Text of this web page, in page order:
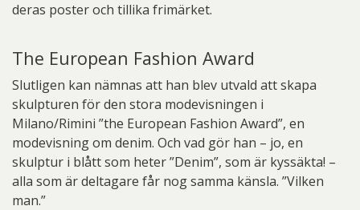
deras poster och tillika frimärket.
The European Fashion Award
Slutligen kan nämnas att han blev utvald att skapa
skulpturen för den stora modevisningen i
Milano/Rimini ”the European Fashion Award”, en
modevisning om denim. Och vad gör han – jo, en
skulptur i blått som heter ”Denim”, som är kyssäkta! –
alla som är deltagare får nog samma känsla. ”Vilken
man.”